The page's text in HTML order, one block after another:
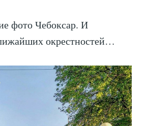
фото Чебоксар. И
окрестностей…